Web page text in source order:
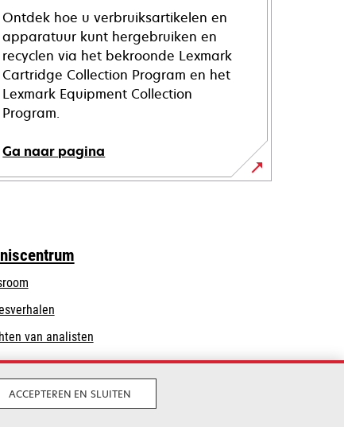
Ontdek hoe u verbruiksartikelen en
apparatuur kunt hergebruiken en
recyclen via het bekroonde Lexmark
Cartridge Collection Program en het
Lexmark Equipment Collection
Program.
Ga naar pagina
van analisten
ACCEPTEREN EN SLUITEN